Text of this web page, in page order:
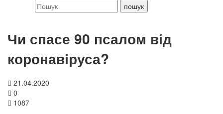
Чи спасе 90 псалом від
коронавіруса?
21.04.2020
0
1087